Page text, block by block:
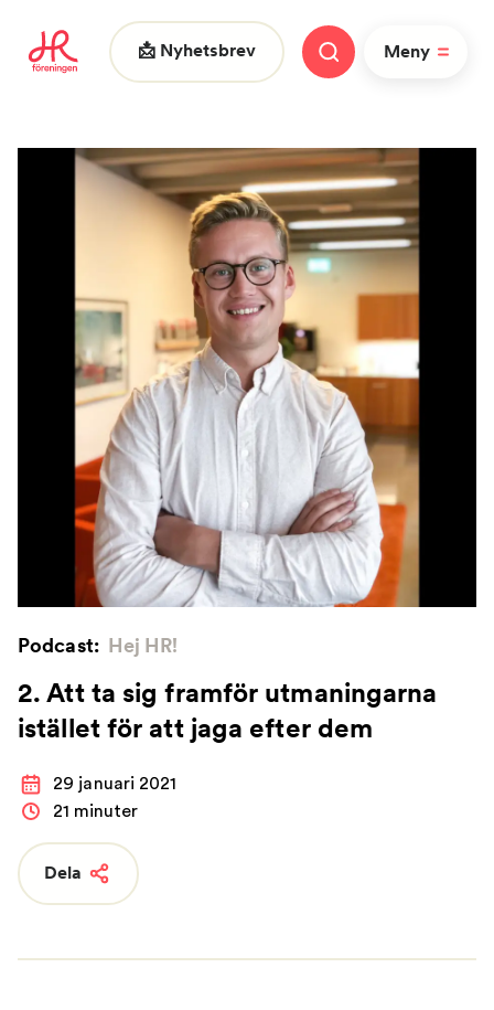
📩 Nyhetsbrev Meny
Vad letar du efter?
Nyheter Nätverk
HR dagarna
Podcast: Hej HR!
2. Att ta sig framför utmaningarna
istället för att jaga efter dem
29 januari 2021
21 minuter
Dela